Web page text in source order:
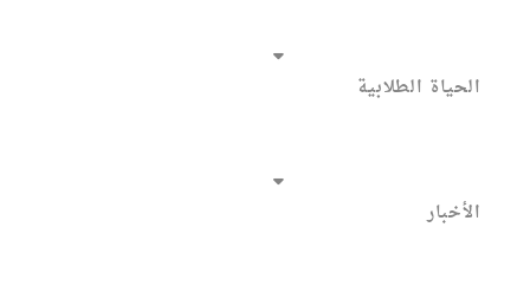
الحياة الطلابية
الأخبار